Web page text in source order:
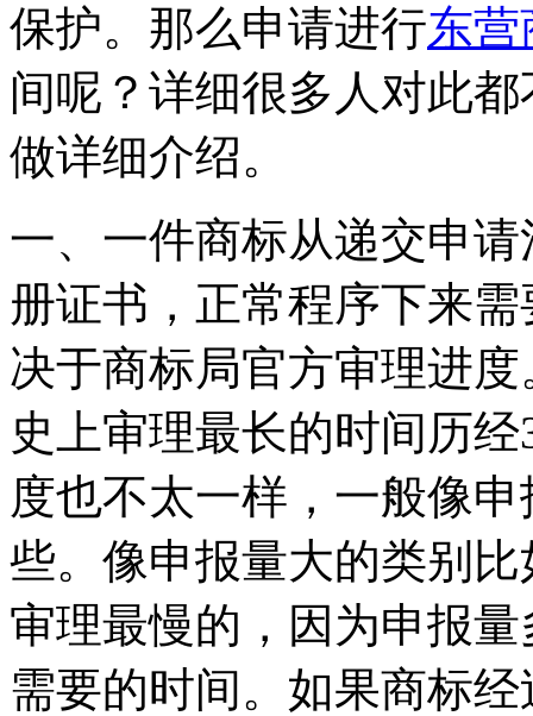
保护。那么申请进行东营
间呢？详细很多人对此
做详细介绍。
一、一件商标从递交申
册证书，正常程序下来
决于商标局官方审理进
史上审理最长的时间历
度也不太一样，一般像
些。像申报量大的类别
审理最慢的，因为申报
需要的时间。如果商标